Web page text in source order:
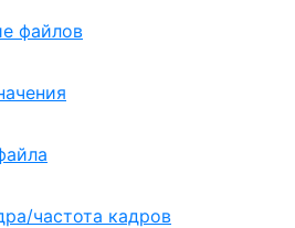
файлов
частота кадров